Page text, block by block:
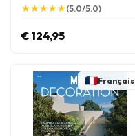
★
★★
★★
★★
★★
★(5.0/5.0)
€ 124,95
Français